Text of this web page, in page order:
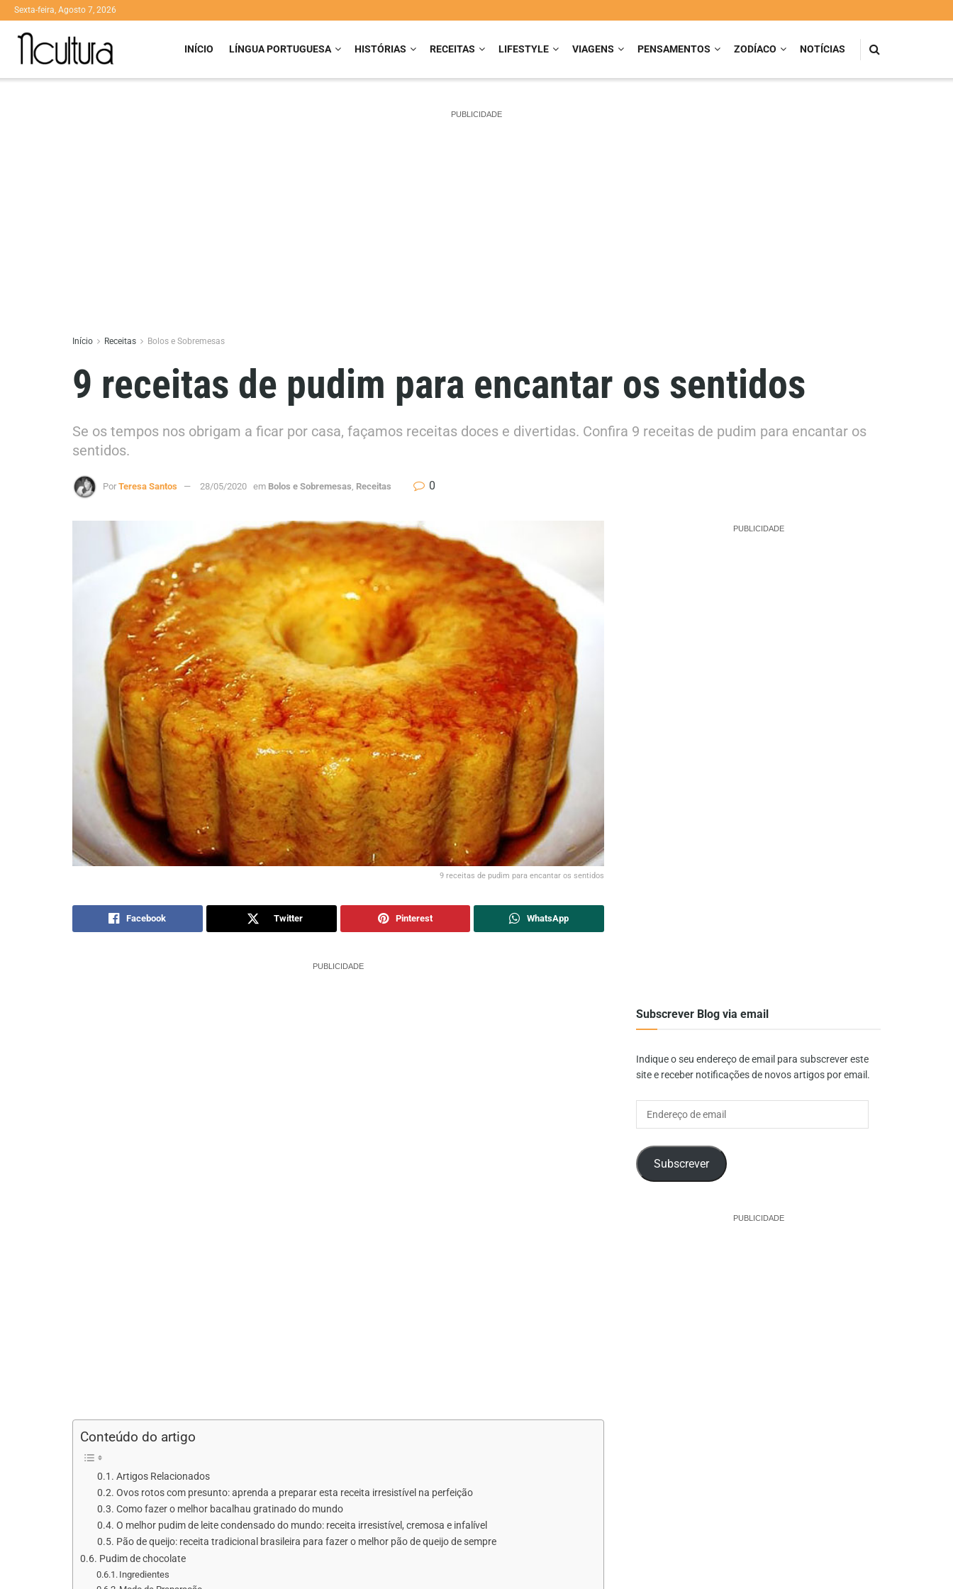
Sexta-feira, Agosto 7, 2026
INÍCIO LÍNGUA PORTUGUESA HISTÓRIAS RECEITAS LIFESTYLE VIAGENS PENSAMENTOS ZODÍACO NOTÍCIAS
PUBLICIDADE
Início Receitas Bolos e Sobremesas
9 receitas de pudim para encantar os sentidos
Se os tempos nos obrigam a ficar por casa, façamos receitas doces e divertidas. Confira 9 receitas de pudim para encantar os
sentidos.
Por Teresa Santos 28/05/2020 em Bolos e Sobremesas, Receitas 0
9 receitas de pudim para encantar os sentidos
Facebook Twitter Pinterest WhatsApp
PUBLICIDADE
Conteúdo do artigo
Artigos Relacionados
Ovos rotos com presunto: aprenda a preparar esta receita irresistível na perfeição
Como fazer o melhor bacalhau gratinado do mundo
O melhor pudim de leite condensado do mundo: receita irresistível, cremosa e infalível
Pão de queijo: receita tradicional brasileira para fazer o melhor pão de queijo de sempre
Pudim de chocolate
Ingredientes
PUBLICIDADE
Subscrever Blog via email
Indique o seu endereço de email para subscrever este
site e receber notificações de novos artigos por email.
Subscrever
PUBLICIDADE